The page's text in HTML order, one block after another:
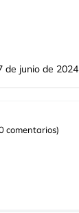
de junio de 2024
comentarios)